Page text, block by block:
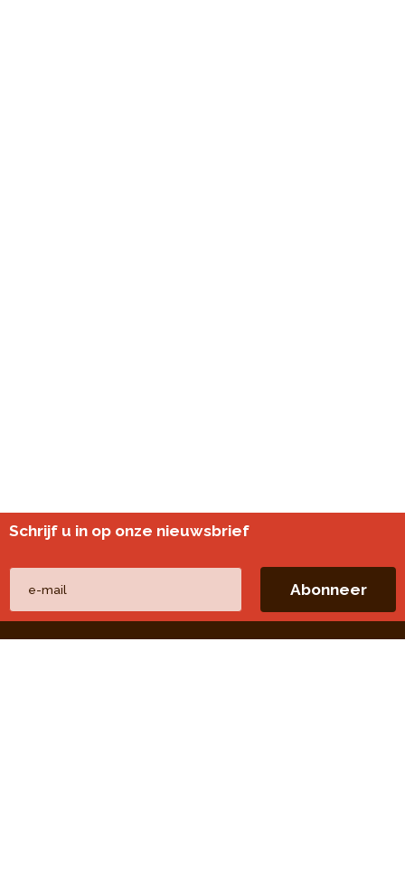
Schrijf u in op onze nieuwsbrief